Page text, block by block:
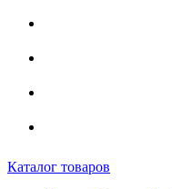
Каталог товаров